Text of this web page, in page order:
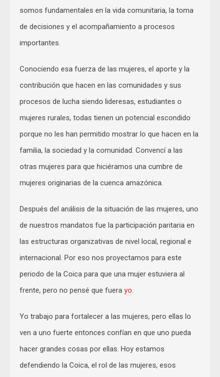
somos fundamentales en la vida comunitaria, la toma
de decisiones y el acompañamiento a procesos
importantes.
Conociendo esa fuerza de las mujeres, el aporte y la
contribución que hacen en las comunidades y sus
procesos de lucha siendo lideresas, estudiantes o
mujeres rurales, todas tienen un potencial escondido
porque no les han permitido mostrar lo que hacen en la
familia, la sociedad y la comunidad. Convencí a las
otras mujeres para que hiciéramos una cumbre de
mujeres originarias de la cuenca amazónica.
Después del análisis de la situación de las mujeres, uno
de nuestros mandatos fue la participación paritaria en
las estructuras organizativas de nivel local, regional e
internacional. Por eso nos proyectamos para este
periodo de la Coica para que una mujer estuviera al
frente, pero no pensé que fuera yo.
Yo trabajo para fortalecer a las mujeres, pero ellas lo
ven a uno fuerte entonces confían en que uno pueda
hacer grandes cosas por ellas. Hoy estamos
defendiendo la Coica, el rol de las mujeres, esos